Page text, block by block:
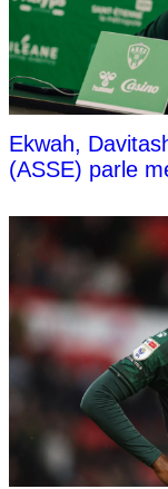
Ekwah,
(ASSE) parle